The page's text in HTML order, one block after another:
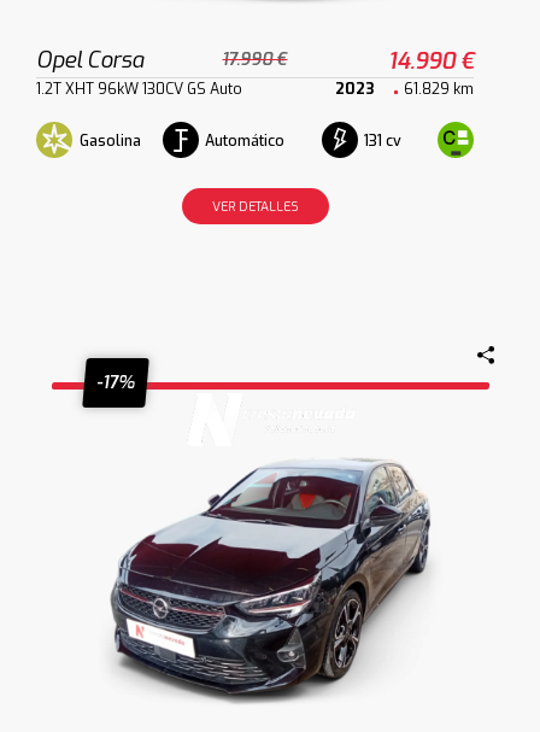
Opel Corsa 17.990 € 14.990 €
1.2T XHT 96kW 130CV GS Auto 2023 61.829 km
Gasolina Automático 131 cv
VER DETALLES
-17%